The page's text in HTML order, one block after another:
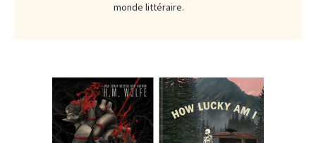
monde littéraire.